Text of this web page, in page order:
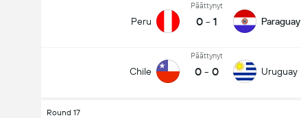
Peru
Päättynyt
0 - 1 Paraguay
Chile
Päättynyt
0 - 0 Uruguay
Round 17